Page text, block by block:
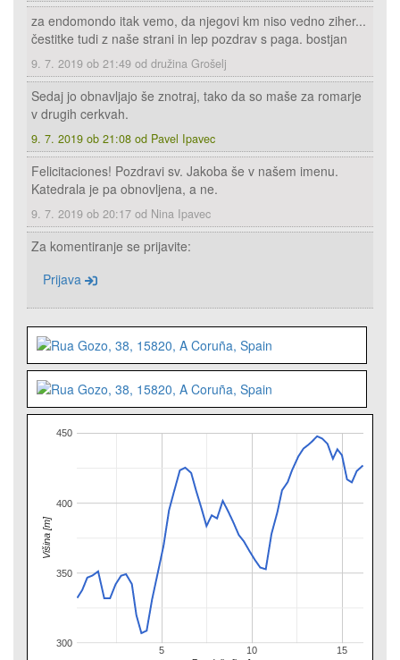
za endomondo itak vemo, da njegovi km niso vedno ziher...
čestitke tudi z naše strani in lep pozdrav s paga. bostjan
9. 7. 2019 ob 21:49 od družina Grošelj
Sedaj jo obnavljajo še znotraj, tako da so maše za romarje
v drugih cerkvah.
9. 7. 2019 ob 21:08 od Pavel Ipavec
Felicitaciones! Pozdravi sv. Jakoba še v našem imenu.
Katedrala je pa obnovljena, a ne.
9. 7. 2019 ob 20:17 od Nina Ipavec
Za komentiranje se prijavite:
Prijava
5 10 15
300
350
400
450
Višina [m]